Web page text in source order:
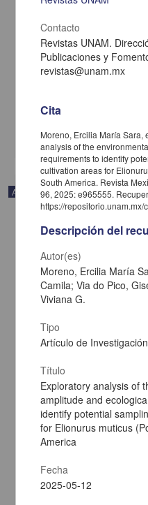
Flavonoides en la dieta,
inflamación intestinal
Nieto-Yáñez, Óscar; Navia,
Rodríguez-Sosa, Miriam -
Biología y Química
Artículo
Cultivo de células animales
histórica
Ventura Gallegos, José Luis;
Quintero, José Alberto; Pérez
Rocío; Zentella-Dehesa,
2025-04-05
Biología y Química
Contacto
Revistas UNAM.
Publicaciones y
revistas@unam.mx
Cita
Moreno, Ercilia María Sara,
analysis of the
requirements to identify
cultivation areas for
South America. Revista
96, 2025: e965555.
https://
Descripción del
Autor(es)
Moreno, Ercilia María
Camila; Via do Pico,
Viviana G.
Tipo
Artículo de Investigación
Título
Exploratory analysis of
amplitude and
identify potential
for Elionurus muticus
America
Fecha
2025-05-12